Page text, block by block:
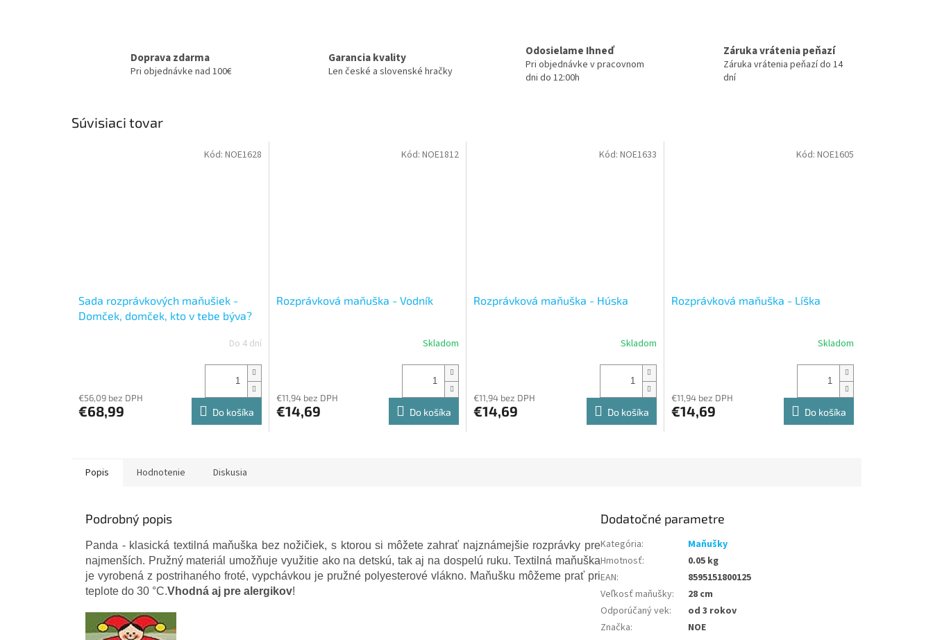
Doprava zdarma
Pri objednávke nad 100€
Garancia kvality
Len české a slovenské hračky
Odosielame Ihneď
Pri objednávke v pracovnom
dni do 12:00h
Záruka vrátenia peňazí
Záruka vrátenia peňazí do 14
dní
Súvisiaci tovar
Sada rozprávkových maňušiek -
Domček, domček, kto v tebe býva?
Do 4 dní
€56,09 bez DPH
€68,99 Do košíka
Kód: NOE1628
Rozprávková maňuška - Vodník
Skladom
€11,94 bez DPH
€14,69 Do košíka
Kód: NOE1812
Rozprávková maňuška - Húska
Skladom
€11,94 bez DPH
€14,69 Do košíka
Kód: NOE1633
Rozprávková maňuška - Líška
Skladom
€11,94 bez DPH
€14,69 Do košíka
Kód: NOE1605
Popis Hodnotenie Diskusia
Podrobný popis
Panda - klasická textilná maňuška bez nožičiek, s ktorou si môžete zahrať najznámejšie rozprávky pre
najmenších. Pružný materiál umožňuje využitie ako na detskú, tak aj na dospelú ruku. Textilná maňuška
je vyrobená z postrihaného froté, vypchávkou je pružné polyesterové vlákno. Maňušku môžeme prať pri
teplote do 30 °C.Vhodná aj pre alergikov!
Dodatočné parametre
Kategória:
Maňušky
Hmotnosť:
0.05 kg
EAN:
8595151800125
Veľkosť maňušky:
28 cm
Odporúčaný vek:
od 3 rokov
Značka: NOE